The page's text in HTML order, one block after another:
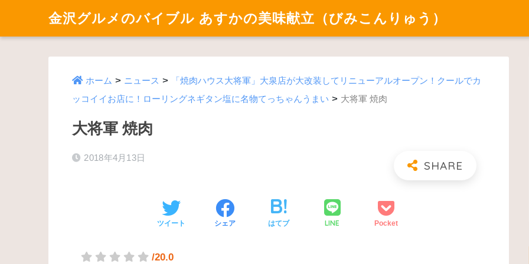
金沢グルメのバイブル あすかの美味献立（びみこんりゅう）
ホーム > ニュース >
「焼肉ハウス大将軍」大泉店が大改装してリニューアルオープン！クールでカ
ッコイイお店に！ローリングネギタン塩に名物てっちゃんうまい > 大将軍 焼肉
大将軍 焼肉
2018年4月13日
ツイート シェア はてブ LINE Pocket
/20.0